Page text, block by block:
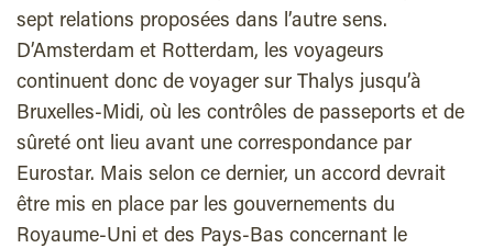
sept relations proposées dans l’autre sens.
D’Amsterdam et Rotterdam, les voyageurs
continuent donc de voyager sur Thalys jusqu’à
Bruxelles-Midi, où les contrôles de passeports et de
sûreté ont lieu avant une correspondance par
Eurostar. Mais selon ce dernier, un accord devrait
être mis en place par les gouvernements du
Royaume-Uni et des Pays-Bas concernant le